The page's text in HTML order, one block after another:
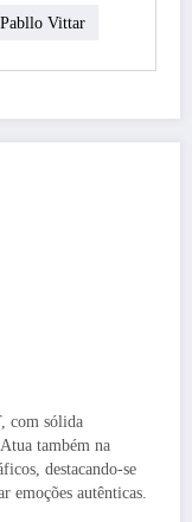
Pabllo Vittar
com sólida
também na
destacando-se
emoções autênticas.